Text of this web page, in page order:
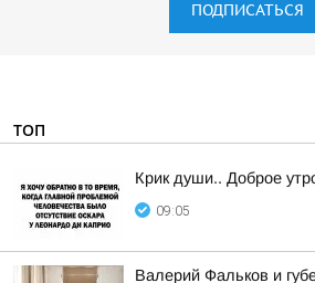
ПОДПИСАТЬСЯ
ТОП
Крик души.. Доброе
09:05
Валерий Фальков и